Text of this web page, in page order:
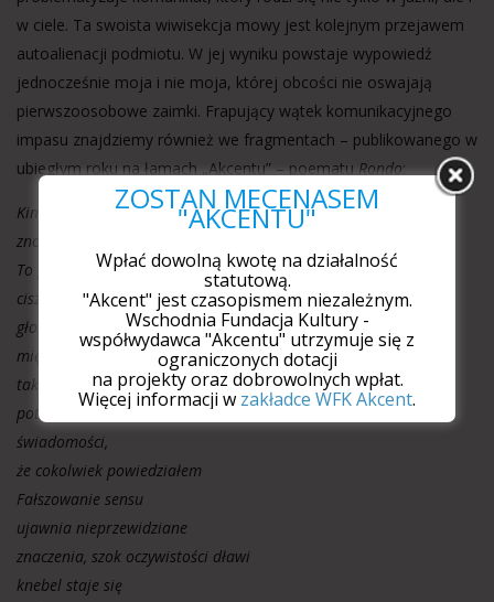
w ciele. Ta swoista wiwisekcja mowy jest kolejnym przejawem
autoalienacji podmiotu. W jej wyniku powstaje wypowiedź
jednocześnie moja i nie moja, której obcości nie oswajają
pierwszoosobowe zaimki. Frapujący wątek komunikacyjnego
impasu znajdziemy również we fragmentach – publikowanego w
ubiegłym roku na łamach „Akcentu” – poematuRondo:
Kim jestem, że tak źle
znoszę gwar samotności
To paradoks
ciszy i milczenia
głos przemyka się
między ścianami
tak unikam echa
potwierdzenia
świadomości,
że cokolwiek powiedziałem
Fałszowanie sensu
ujawnia nieprzewidziane
znaczenia, szok oczywistości dławi
knebel staje się
ZOSTAŃ MECENASEM
"AKCENTU"
Wpłać dowolną kwotę na działalność
statutową.
"Akcent" jest czasopismem niezależnym.
Wschodnia Fundacja Kultury -
współwydawca "Akcentu" utrzymuje się z
ograniczonych dotacji
na projekty oraz dobrowolnych wpłat.
Więcej informacji w zakładce WFK Akcent.